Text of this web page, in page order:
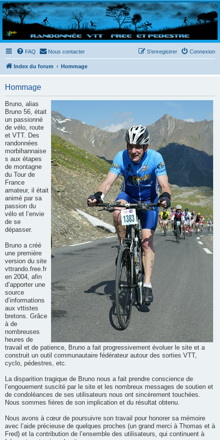
Randovttfree.fr
Bienvenue sur le site des randos vtt et pédestre de Bretagne . Bonne navigation sur le site
et bonnes randos dans l'Ouest !
FAQ Nous contacter Connexion
S’enregistrer
Index du forum Hommage
Hommage
Bruno, alias
Bruno 56, était
un passionné
de vélo, route
et VTT. Des
randonnées
morbihannaise
s aux étapes
de montagne
du Tour de
France
amateur, il était
animé par sa
passion du
vélo et l’envie
de se
dépasser.
Bruno a créé
une première
version du site
vttrando.free.fr
en 2004, afin
d’apporter une
source
d’informations
aux vttistes
bretons. Grâce
à de
nombreuses
heures de
travail et de patience, Bruno a fait progressivement évoluer le site et a
construit un outil communautaire fédérateur autour des sorties VTT,
cyclo, pédestres, etc.
La disparition tragique de Bruno nous a fait prendre conscience de
l’engouement suscité par le site et les nombreux messages de soutien et
de condoléances de ses utilisateurs nous ont sincèrement touchées.
Nous sommes fières de son implication et du résultat obtenu.
Nous avons à cœur de poursuivre son travail pour honorer sa mémoire
avec l’aide précieuse de quelques proches (un grand merci à Thomas et à
Fred) et la contribution de l’ensemble des utilisateurs, qui continuent à